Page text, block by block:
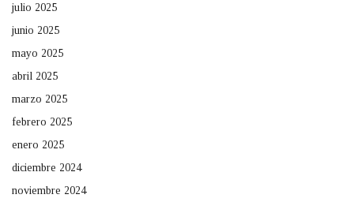
julio 2025
junio 2025
mayo 2025
abril 2025
marzo 2025
febrero 2025
enero 2025
diciembre 2024
noviembre 2024